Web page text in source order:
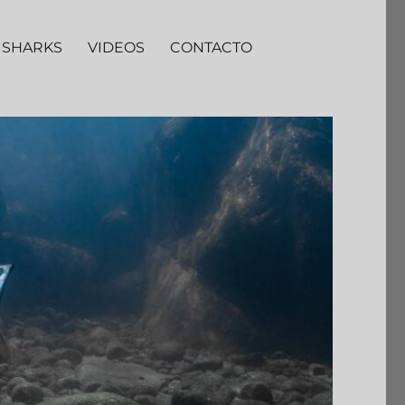
VIDEOS CONTACTO